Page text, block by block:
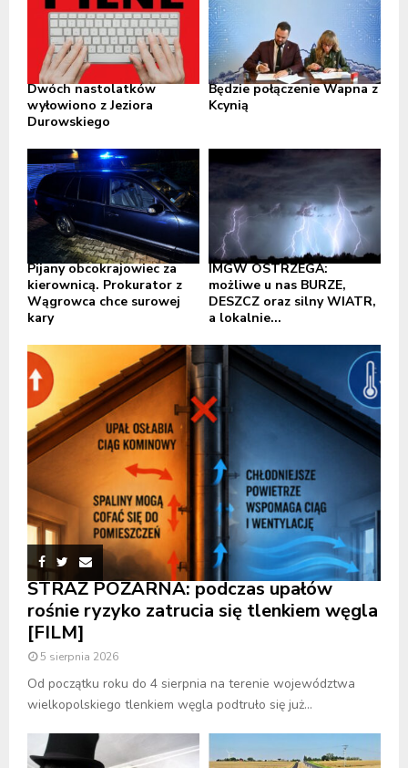
Dwóch nastolatków
wyłowiono z Jeziora
Durowskiego
Będzie połączenie Wapna z
Kcynią
Pijany obcokrajowiec za
kierownicą. Prokurator z
Wągrowca chce surowej
kary
IMGW OSTRZEGA:
możliwe u nas BURZE,
DESZCZ oraz silny WIATR,
a lokalnie...
STRAŻ POŻARNA: podczas upałów
rośnie ryzyko zatrucia się tlenkiem węgla
[FILM]
5 sierpnia 2026
Od początku roku do 4 sierpnia na terenie województwa
wielkopolskiego tlenkiem węgla podtruło się już...